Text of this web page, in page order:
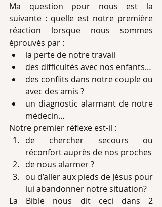
Ma question pour nous est la
suivante : quelle est notre première
réaction lorsque nous sommes
éprouvés par :
la perte de notre travail
des conflits dans notre couple ou
avec des amis ?
un diagnostic alarmant de notre
médecin…
Notre premier réflexe est-il :
de chercher secours ou
de nous alarmer ?
ou d’aller aux pieds de Jésus pour
lui abandonner notre situation?
La Bible nous dit ceci dans 2